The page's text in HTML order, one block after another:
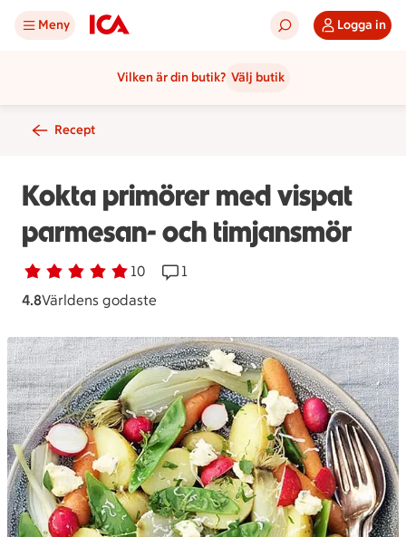
Meny Logga in
Vilken är din butik? Välj butik
Recept
Kokta primörer med vispat
parmesan- och timjansmör
Betyg 4.8 av 5. 10
10 personer har röstatReceptet har 1 kommentarer
1
4.8Världens godaste